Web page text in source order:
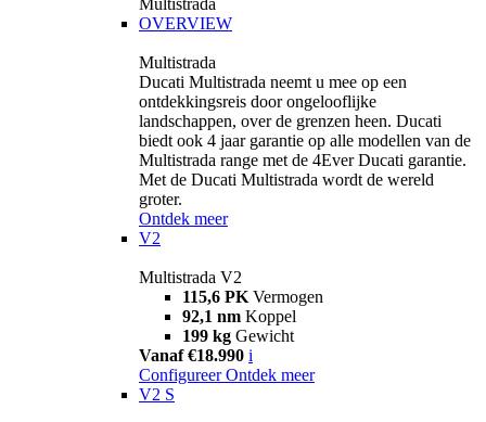
OVERVIEW
Multistrada
Ducati Multistrada neemt u mee op een
ontdekkingsreis door ongelooflijke
landschappen, over de grenzen heen. Ducati
biedt ook 4 jaar garantie op alle modellen van de
Multistrada range met de 4Ever Ducati garantie.
Met de Ducati Multistrada wordt de wereld
groter.
Ontdek meer
V2
Multistrada V2
115,6 PK Vermogen
92,1 nm Koppel
199 kg Gewicht
Vanaf €18.990 i
Configureer Ontdek meer
V2 S